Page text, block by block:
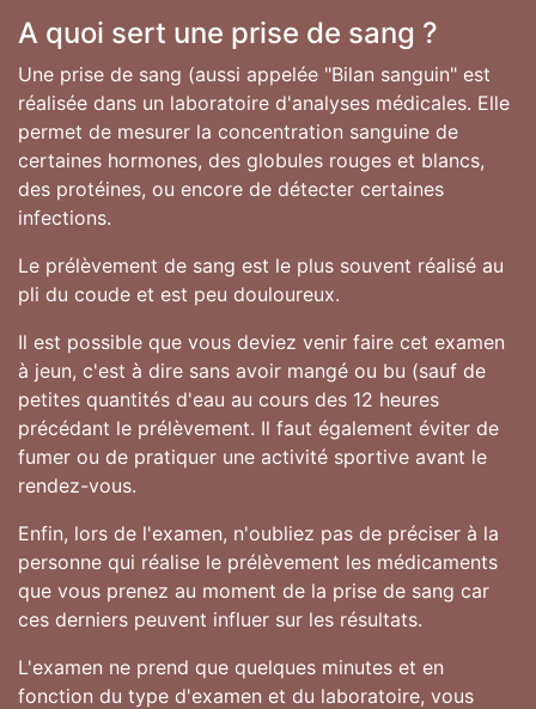
A quoi sert une prise de sang ?
Une prise de sang (aussi appelée "Bilan sanguin" est
réalisée dans un laboratoire d'analyses médicales. Elle
permet de mesurer la concentration sanguine de
certaines hormones, des globules rouges et blancs,
des protéines, ou encore de détecter certaines
infections.
Le prélèvement de sang est le plus souvent réalisé au
pli du coude et est peu douloureux.
Il est possible que vous deviez venir faire cet examen
à jeun, c'est à dire sans avoir mangé ou bu (sauf de
petites quantités d'eau au cours des 12 heures
précédant le prélèvement. Il faut également éviter de
fumer ou de pratiquer une activité sportive avant le
rendez-vous.
Enfin, lors de l'examen, n'oubliez pas de préciser à la
personne qui réalise le prélèvement les médicaments
que vous prenez au moment de la prise de sang car
ces derniers peuvent influer sur les résultats.
L'examen ne prend que quelques minutes et en
fonction du type d'examen et du laboratoire, vous